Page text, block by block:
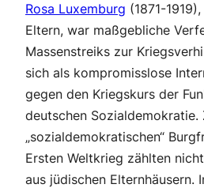
Rosa Luxemburg (1871-
Eltern, war maßgebliche
Massenstreiks zur
sich als kompromisslose
gegen den Kriegskurs der
deutschen Sozialdemokratie.
„sozialdemokratischen“
Ersten Weltkrieg zählten
aus jüdischen Elternhäusern.